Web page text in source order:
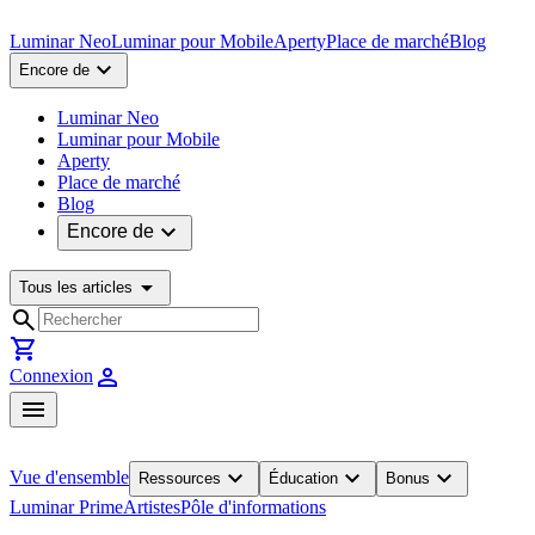
Luminar NeoLuminar pour MobileApertyPlace de marchéBlog
Encore de expand_more
Luminar Neo
Luminar pour Mobile
Aperty
Place de marché
Blog
Encore de expand_more
Tous les articles arrow_drop_down
search
shopping_cart
Connexion person
menu
Vue d'ensemble Ressources expand_more Éducation expand_more Bonus expand_more
Luminar PrimeArtistesPôle d'informations